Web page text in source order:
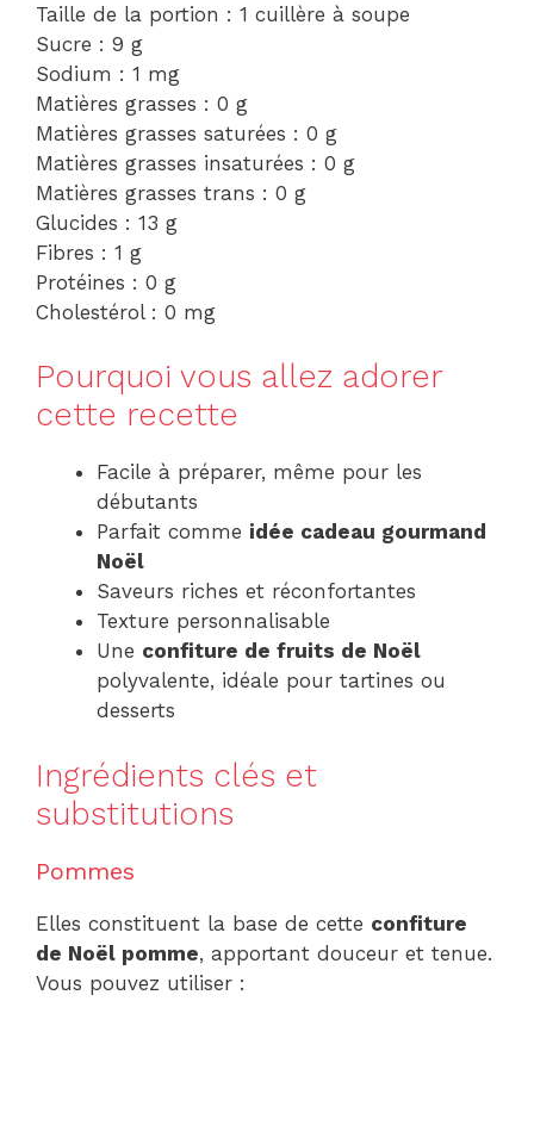
Taille de la portion : 1 cuillère à soupe
Sucre : 9 g
Sodium : 1 mg
Matières grasses : 0 g
Matières grasses saturées : 0 g
Matières grasses insaturées : 0 g
Matières grasses trans : 0 g
Glucides : 13 g
Fibres : 1 g
Protéines : 0 g
Cholestérol : 0 mg
Pourquoi vous allez adorer
cette recette
Facile à préparer, même pour les
débutants
Parfait comme idée cadeau gourmand
Noël
Saveurs riches et réconfortantes
Texture personnalisable
Une confiture de fruits de Noël
polyvalente, idéale pour tartines ou
desserts
Ingrédients clés et
substitutions
Pommes
Elles constituent la base de cette confiture
de Noël pomme, apportant douceur et tenue.
Vous pouvez utiliser :